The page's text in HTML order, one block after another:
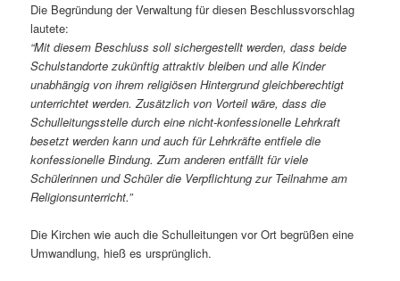
Die Begründung der Verwaltung für diesen Beschlussvorschlag
lautete:
“Mit diesem Beschluss soll sichergestellt werden, dass beide
Schulstandorte zukünftig attraktiv bleiben und alle Kinder
unabhängig von ihrem religiösen Hintergrund gleichberechtigt
unterrichtet werden. Zusätzlich von Vorteil wäre, dass die
Schulleitungsstelle durch eine nicht-konfessionelle Lehrkraft
besetzt werden kann und auch für Lehrkräfte entfiele die
konfessionelle Bindung. Zum anderen entfällt für viele
Schülerinnen und Schüler die Verpflichtung zur Teilnahme am
Religionsunterricht.”
Die Kirchen wie auch die Schulleitungen vor Ort begrüßen eine
Umwandlung, hieß es ursprünglich.